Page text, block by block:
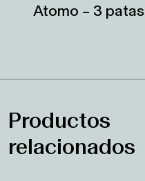
Atomo – 3 patas
Productos
relacionados